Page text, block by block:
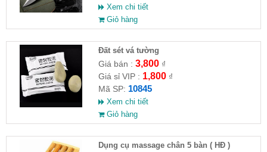
Xem chi tiết
Giỏ hàng
Đất sét vá tường
Giá bán : 3,800₫
Giá sỉ VIP : 1,800₫
Mã SP: 10845
Xem chi tiết
Giỏ hàng
Dụng cụ massage chân 5 bàn ( HĐ )